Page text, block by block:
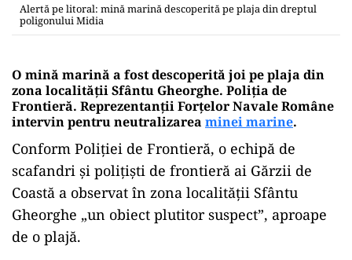
Alertă pe litoral: mină marină descoperită pe plaja din dreptul
poligonului Midia
O mină marină a fost descoperită joi pe plaja din
zona localității Sfântu Gheorghe. Poliția de
Frontieră. Reprezentanții Forțelor Navale Române
intervin pentru neutralizarea minei marine.
Conform Poliției de Frontieră, o echipă de
scafandri și polițiști de frontieră ai Gărzii de
Coastă a observat în zona localității Sfântu
Gheorghe „un obiect plutitor suspect”, aproape
de o plajă.